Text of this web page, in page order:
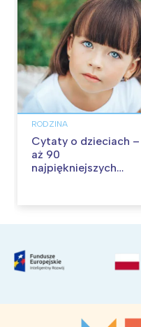
RODZINA
Cytaty o dzieciach –
aż 90
najpiękniejszych